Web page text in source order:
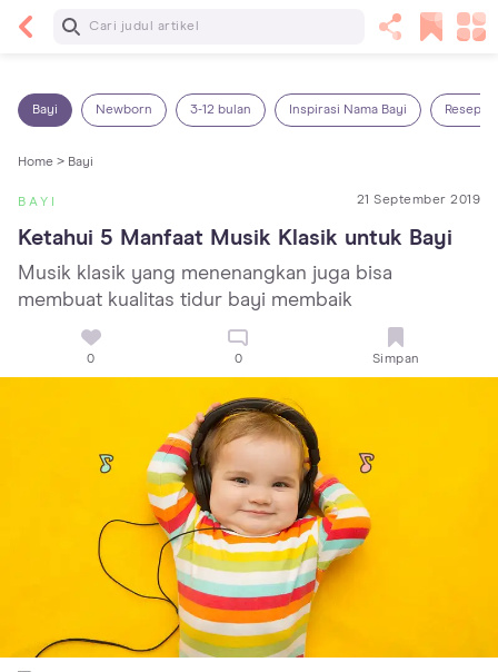
Baca Selanjutnya
Bayi Newborn 3-12 bulan Inspirasi Nama Bayi Resep
Home > Bayi
BAYI 21 September 2019
Ketahui 5 Manfaat Musik Klasik untuk Bayi
Musik klasik yang menenangkan juga bisa
membuat kualitas tidur bayi membaik
0 0 Simpan